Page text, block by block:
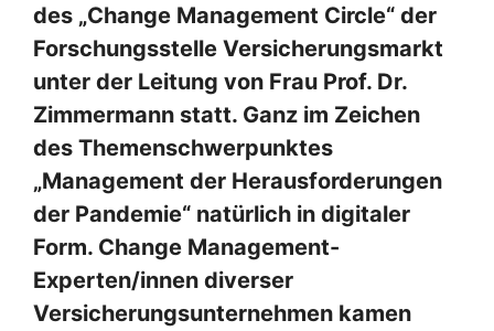
des „Change Management Circle“ der
Forschungsstelle Versicherungsmarkt
unter der Leitung von Frau Prof. Dr.
Zimmermann statt. Ganz im Zeichen
des Themenschwerpunktes
„Management der Herausforderungen
der Pandemie“ natürlich in digitaler
Form. Change Management-
Experten/innen diverser
Versicherungsunternehmen kamen